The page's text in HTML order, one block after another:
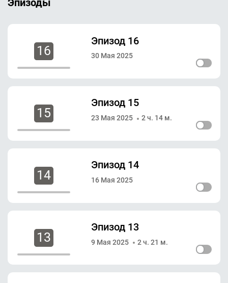
Эпизоды
16
Эпизод 16
30 Мая 2025
15
Эпизод 15
23 Мая 2025 2 ч. 14 м.
14
Эпизод 14
16 Мая 2025
13
Эпизод 13
9 Мая 2025 2 ч. 21 м.